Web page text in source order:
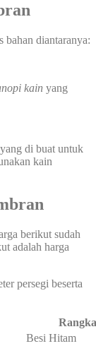
bahan diantaranya:
kain yang
di buat untuk
kain
berikut sudah
adalah harga
persegi beserta
Rangka
Besi Hitam